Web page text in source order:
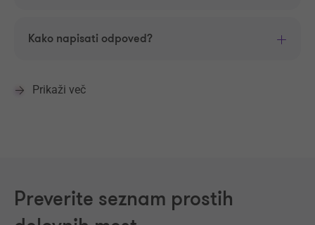
Kako napisati odpoved?
Prikaži več
Preverite seznam prostih